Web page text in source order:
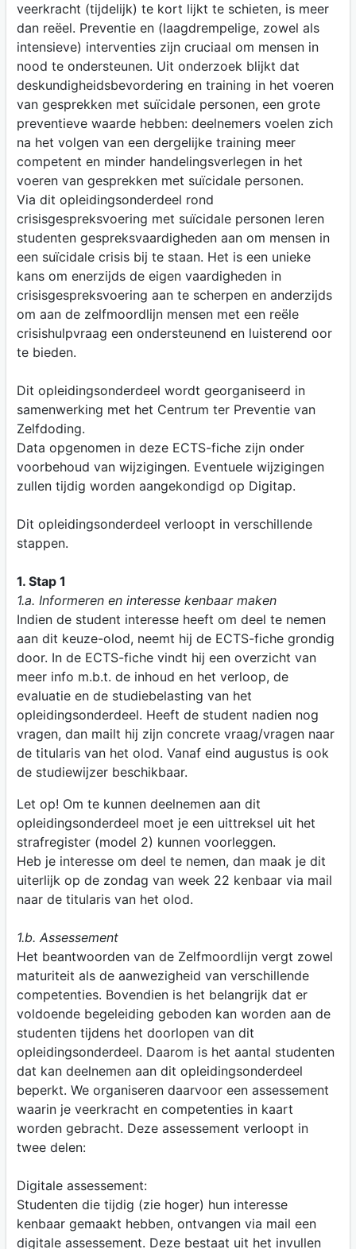
veerkracht (tijdelijk) te kort lijkt te schieten, is meer
dan reëel. Preventie en (laagdrempelige, zowel als
intensieve) interventies zijn cruciaal om mensen in
nood te ondersteunen. Uit onderzoek blijkt dat
deskundigheidsbevordering en training in het voeren
van gesprekken met suïcidale personen, een grote
preventieve waarde hebben: deelnemers voelen zich
na het volgen van een dergelijke training meer
competent en minder handelingsverlegen in het
voeren van gesprekken met suïcidale personen.
Via dit opleidingsonderdeel rond
crisisgespreksvoering met suïcidale personen leren
studenten gespreksvaardigheden aan om mensen in
een suïcidale crisis bij te staan. Het is een unieke
kans om enerzijds de eigen vaardigheden in
crisisgespreksvoering aan te scherpen en anderzijds
om aan de zelfmoordlijn mensen met een reële
crisishulpvraag een ondersteunend en luisterend oor
te bieden.
Dit opleidingsonderdeel wordt georganiseerd in
samenwerking met het Centrum ter Preventie van
Zelfdoding.
Data opgenomen in deze ECTS-fiche zijn onder
voorbehoud van wijzigingen. Eventuele wijzigingen
zullen tijdig worden aangekondigd op Digitap.
Dit opleidingsonderdeel verloopt in verschillende
stappen.
1. Stap 1
1.a. Informeren en interesse kenbaar maken
Indien de student interesse heeft om deel te nemen
aan dit keuze-olod, neemt hij de ECTS-fiche grondig
door. In de ECTS-fiche vindt hij een overzicht van
meer info m.b.t. de inhoud en het verloop, de
evaluatie en de studiebelasting van het
opleidingsonderdeel. Heeft de student nadien nog
vragen, dan mailt hij zijn concrete vraag/vragen naar
de titularis van het olod. Vanaf eind augustus is ook
de studiewijzer beschikbaar.
Let op! Om te kunnen deelnemen aan dit
opleidingsonderdeel moet je een uittreksel uit het
strafregister (model 2) kunnen voorleggen.
Heb je interesse om deel te nemen, dan maak je dit
uiterlijk op de zondag van week 22 kenbaar via mail
naar de titularis van het olod.
1.b. Assessement
Het beantwoorden van de Zelfmoordlijn vergt zowel
maturiteit als de aanwezigheid van verschillende
competenties. Bovendien is het belangrijk dat er
voldoende begeleiding geboden kan worden aan de
studenten tijdens het doorlopen van dit
opleidingsonderdeel. Daarom is het aantal studenten
dat kan deelnemen aan dit opleidingsonderdeel
beperkt. We organiseren daarvoor een assessement
waarin je veerkracht en competenties in kaart
worden gebracht. Deze assessement verloopt in
twee delen:
Digitale assessement:
Studenten die tijdig (zie hoger) hun interesse
kenbaar gemaakt hebben, ontvangen via mail een
digitale assessement. Deze bestaat uit het invullen